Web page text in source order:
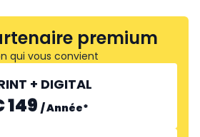
premium
qui vous convient
+ DIGITAL
149 /Année*